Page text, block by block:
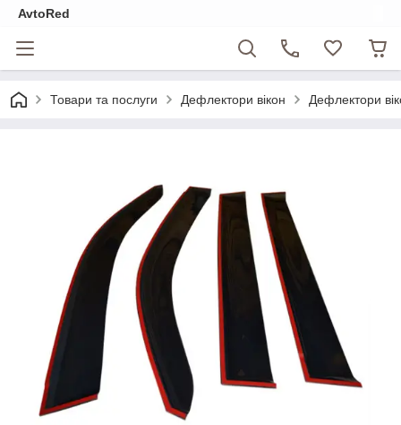
AvtoRed
Товари та послуги Дефлектори вікон Дефлектори